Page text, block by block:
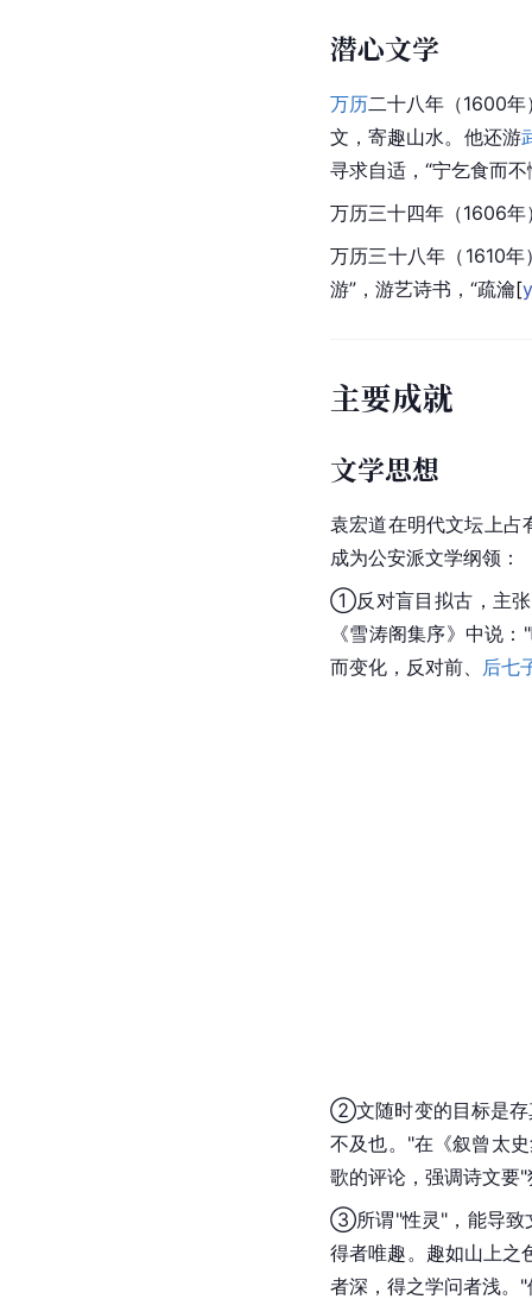
潜心文学
万历二十八年（1600
文，寄趣山水。他还游
寻求自适，“宁乞食而
万历三十四年（1606
万历三十八年（1610
游”，游艺诗书，“疏瀹[
主要成就
文学思想
袁宏道在明代文坛上
成为公安派文学纲领：
①反对盲目拟古，主张
《雪涛阁集序》中说
而变化，反对前、 后七
②文随时变的目标是存
不及也。"在《叙曾 太史
歌的评论，强调诗文要
③所谓"性灵"，能导致
得者唯趣。趣如山上之
者深，得之学问者浅。